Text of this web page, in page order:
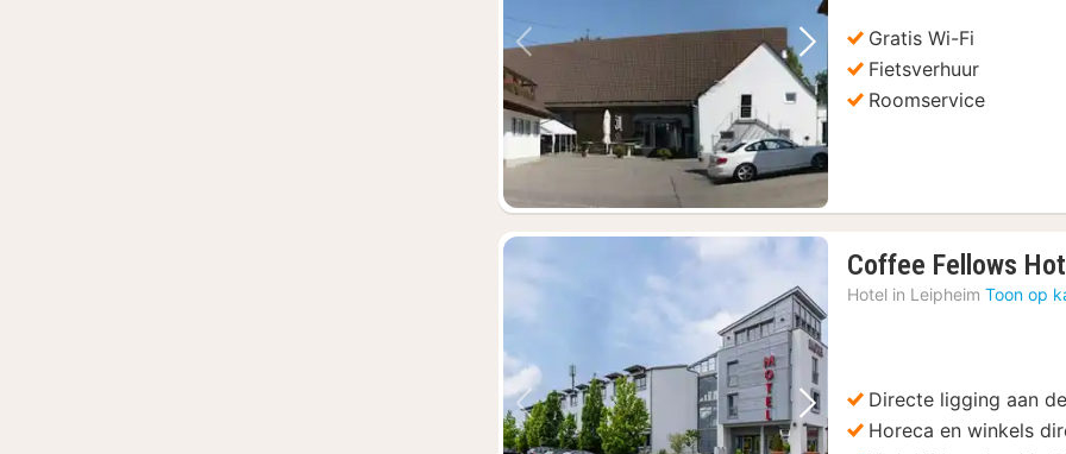
Volgende foto
Gratis Wi-Fi
Fietsverhuur
Roomservice
Vorige foto Volgende foto
Coffee Fellows
Hotel in Leipheim Toon op
Directe ligging aan
Horeca en winkels